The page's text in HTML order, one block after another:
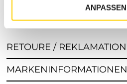
ANPASSEN
RETOURE / REKLAMATION
MARKENINFORMATIONEN